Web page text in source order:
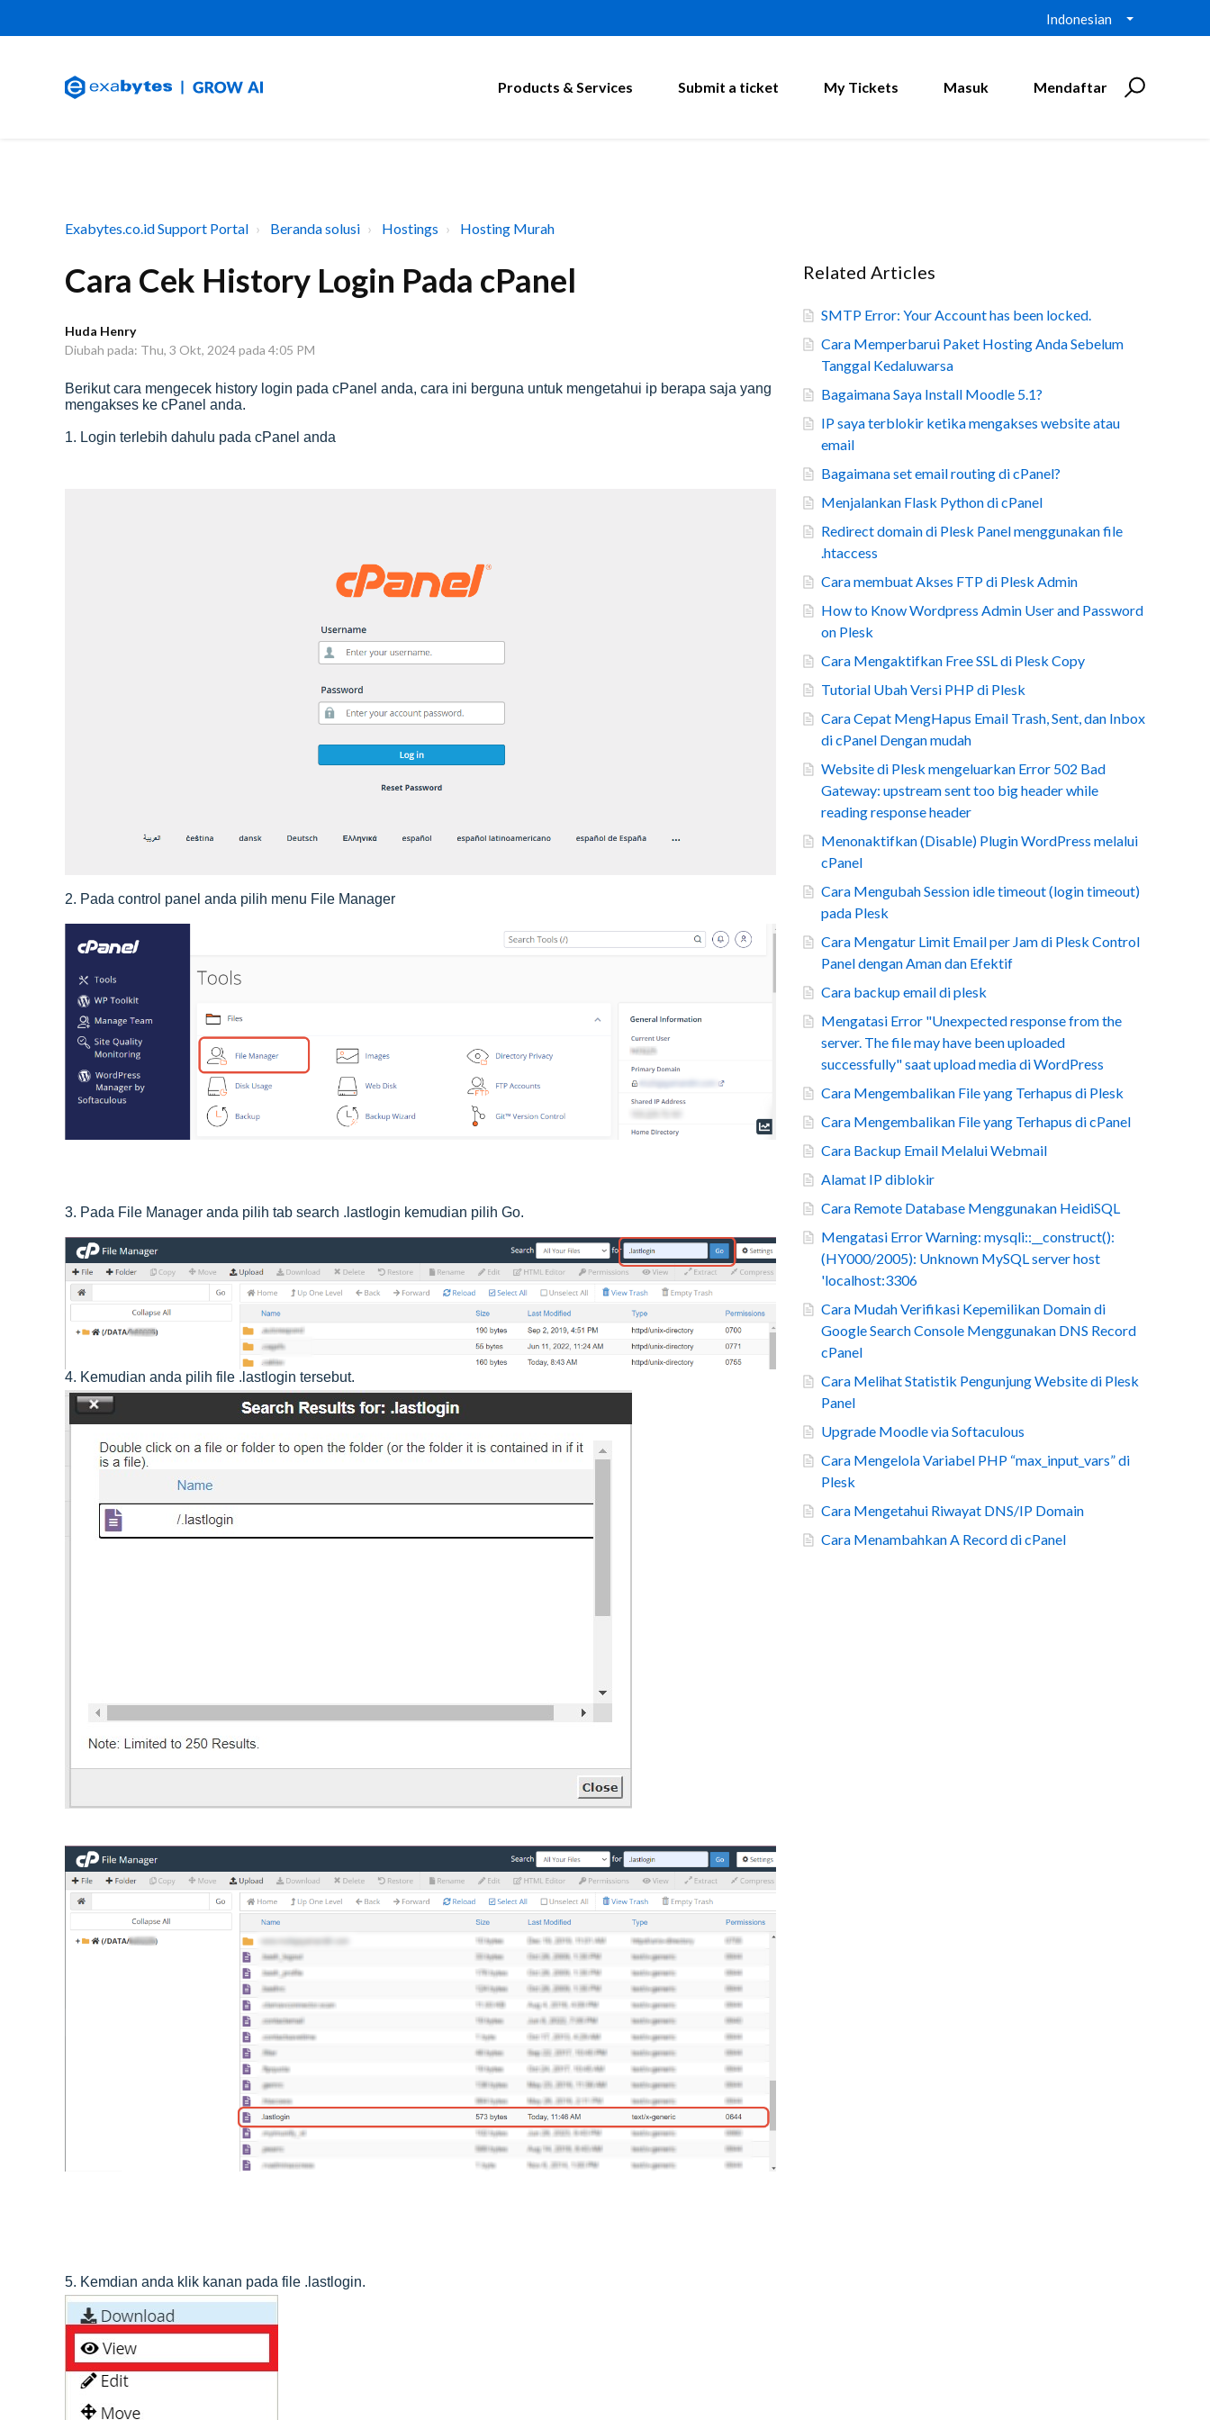
Indonesian
Products & Services Submit a ticket My Tickets Masuk Mendaftar
Exabytes.co.id Support Portal Beranda solusi Hostings Hosting Murah
Cara Cek History Login Pada cPanel
Huda Henry
Diubah pada: Thu, 3 Okt, 2024 pada 4:05 PM
Berikut cara mengecek history login pada cPanel anda, cara ini berguna untuk mengetahui ip berapa saja yang
mengakses ke cPanel anda.
1. Login terlebih dahulu pada cPanel anda
2. Pada control panel anda pilih menu File Manager
3. Pada File Manager anda pilih tab search .lastlogin kemudian pilih Go.
4. Kemudian anda pilih file .lastlogin tersebut.
5. Kemdian anda klik kanan pada file .lastlogin.
Related Articles
SMTP Error: Your Account has been locked.
Cara Memperbarui Paket Hosting Anda Sebelum
Tanggal Kedaluwarsa
Bagaimana Saya Install Moodle 5.1?
IP saya terblokir ketika mengakses website atau
email
Bagaimana set email routing di cPanel?
Menjalankan Flask Python di cPanel
Redirect domain di Plesk Panel menggunakan file
.htaccess
Cara membuat Akses FTP di Plesk Admin
How to Know Wordpress Admin User and Password
on Plesk
Cara Mengaktifkan Free SSL di Plesk Copy
Tutorial Ubah Versi PHP di Plesk
Cara Cepat MengHapus Email Trash, Sent, dan Inbox
di cPanel Dengan mudah
Website di Plesk mengeluarkan Error 502 Bad
Gateway: upstream sent too big header while
reading response header
Menonaktifkan (Disable) Plugin WordPress melalui
cPanel
Cara Mengubah Session idle timeout (login timeout)
pada Plesk
Cara Mengatur Limit Email per Jam di Plesk Control
Panel dengan Aman dan Efektif
Cara backup email di plesk
Mengatasi Error "Unexpected response from the
server. The file may have been uploaded
successfully" saat upload media di WordPress
Cara Mengembalikan File yang Terhapus di Plesk
Cara Mengembalikan File yang Terhapus di cPanel
Cara Backup Email Melalui Webmail
Alamat IP diblokir
Cara Remote Database Menggunakan HeidiSQL
Mengatasi Error Warning: mysqli::__construct():
(HY000/2005): Unknown MySQL server host
'localhost:3306
Cara Mudah Verifikasi Kepemilikan Domain di
Google Search Console Menggunakan DNS Record
cPanel
Cara Melihat Statistik Pengunjung Website di Plesk
Panel
Upgrade Moodle via Softaculous
Cara Mengelola Variabel PHP “max_input_vars” di
Plesk
Cara Mengetahui Riwayat DNS/IP Domain
Cara Menambahkan A Record di cPanel